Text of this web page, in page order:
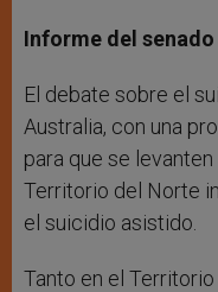
Informe del senado
El debate sobre el
Australia, con una
para que se
Territorio del Norte
el suicidio asistido.
Tanto en el